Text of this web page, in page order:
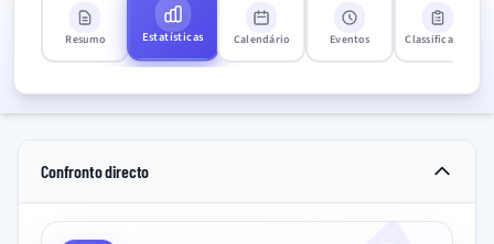
Resumo Estatísticas Calendário Eventos Classificação
Confronto directo